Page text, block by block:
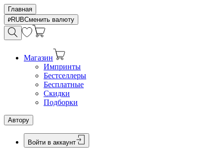
Главная
RUBСменить валюту
Магазин
Импринты
Бестселлеры
Бесплатные
Скидки
Подборки
Автору
Войти в аккаунт